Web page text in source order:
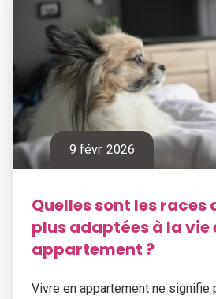
9 févr. 2026
Quelles sont les races
plus adaptées à la vie
appartement ?
Vivre en appartement ne signifie